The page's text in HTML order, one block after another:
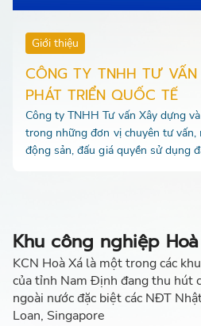
Giới thiệu
CÔNG TY TNHH TƯ
PHÁT TRIỂN QUỐC TẾ
Công ty TNHH Tư vấn Xây dựng
trong những đơn vị chuyên tư vấn,
động sản, đấu giá quyền sử dụng
Khu công nghiệp
KCN Hoà Xá là một trong các
của tỉnh Nam Định đang thu hút
ngoài nước đặc biệt các NĐT
Loan, Singapore